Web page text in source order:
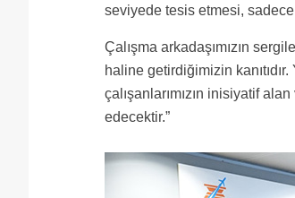
seviyede tesis etmesi, sadece
Çalışma arkadaşımızın
haline getirdiğimizin
çalışanlarımızın inisiyatif
edecektir.”